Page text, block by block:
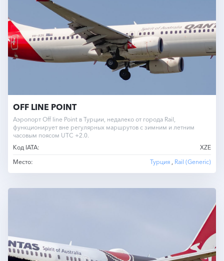
OFF LINE POINT
Аэропорт Off line Point в Турции, недалеко от города Rail,
функционирует вне регулярных маршрутов с зимним и летним
часовым поясом UTC +2.0.
Код IATA:
XZE
Место:
Турция Rail (Generic)